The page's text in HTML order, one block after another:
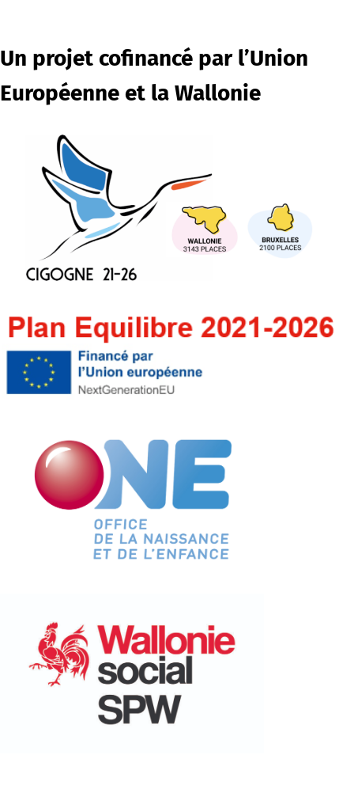
Un projet cofinancé par l’Union
Européenne et la Wallonie